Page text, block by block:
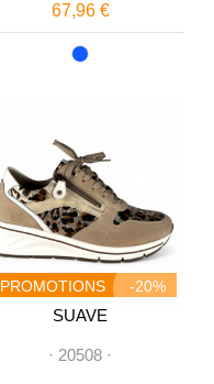
67,96 €
PROMOTIONS -20%
SUAVE
· 20508 ·